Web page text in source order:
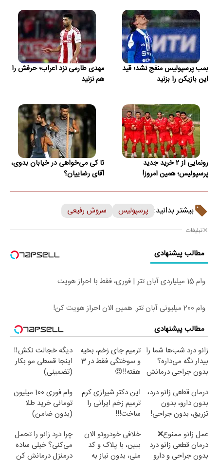
بمب پرسپولیس منفج نشد؛ قید
این بازیکن را بزنید
مهدی طارمی نزد اعراب؛ حرفش را
هم نزنید
رونمایی از ۲ خرید جدید
پرسپولیس؛ همین امروز!
تا کی می‌خواهی در خیابان بدوی،
آقای رضاییان؟
بیشتر بدانید: پرسپولیس سروش رفیعی
تبلیغات
مطالب پیشنهادی
وام 15 میلیاردی آبان تتر | فوری، فقط با احراز هویت
وام 200 میلیونی آبان تتر. همین الان احراز هویت کن!
مطالب پیشنهادی
زانو درد شب‌ها شما را
بیدار نگه می‌داره؟
بدون جراحی درمانش
ترمیم جای زخم، بخیه
و سوختگی فقط در 3
هفته!!😍
دیگه خجالت نکش‼️
اینجا قسطی مو بکار
(تضمینی)
درمان قطعی زانو درد،
بدون دارو، بدون
تزریق، بدون جراحی!
این دکتر شیرازی کرم
ترمیم زخم ایرانی را
ساخت!!!
وام فوری 100 میلیون
تومانی خرید طلا
(بدون ضامن)
عمل زانو ممنوع❌
درمان قطعی زانو درد
بدون جراحی و دارو
خلافی خودروتو الان
ببین، با پلاک و کد
ملی، بدون نیاز به
چرا درد زانو را تحمل
می‌کنی؟ خیلی ساده
درمنزل درمانش کن